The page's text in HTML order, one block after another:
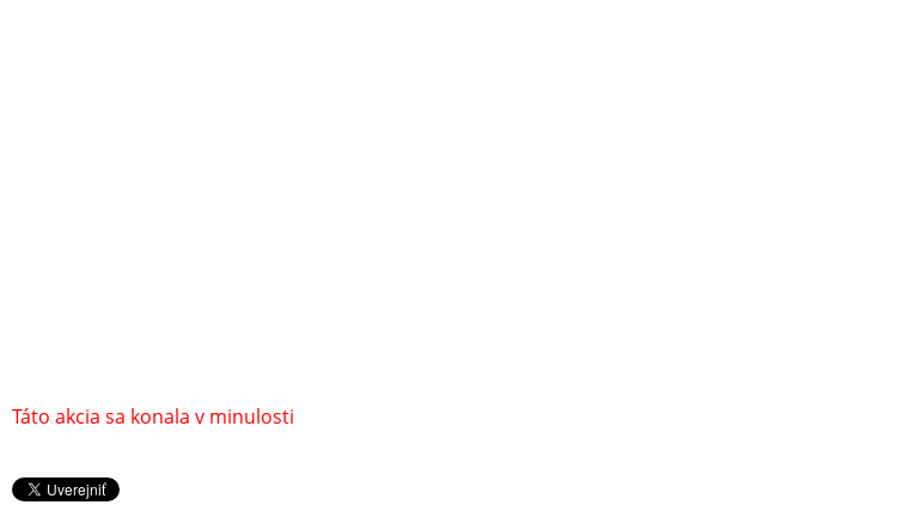
Táto akcia sa konala v minulosti